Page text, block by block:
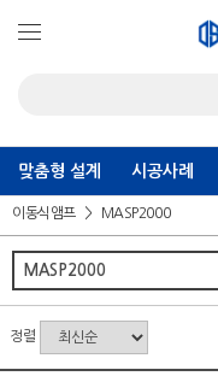
맞춤형 설계 시공사례
이동식앰프 MASP2000
정렬